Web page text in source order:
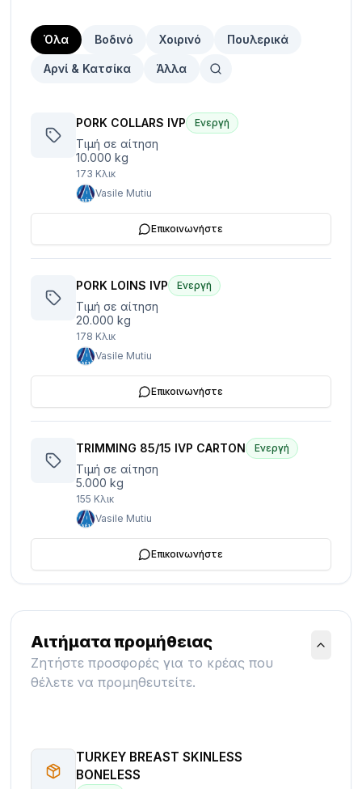
Όλα Βοδινό Χοιρινό Πουλερικά
Αρνί & Κατσίκα Άλλα
PORK COLLARS IVP Ενεργή
Τιμή σε αίτηση
10.000 kg
173 Κλικ
Vasile Mutiu
Επικοινωνήστε
PORK LOINS IVP Ενεργή
Τιμή σε αίτηση
20.000 kg
178 Κλικ
Vasile Mutiu
Επικοινωνήστε
TRIMMING 85/15 IVP CARTON Ενεργή
Τιμή σε αίτηση
5.000 kg
155 Κλικ
Vasile Mutiu
Επικοινωνήστε
Αιτήματα προμήθειας
Ζητήστε προσφορές για το κρέας που
θέλετε να προμηθευτείτε.
TURKEY BREAST SKINLESS
BONELESS